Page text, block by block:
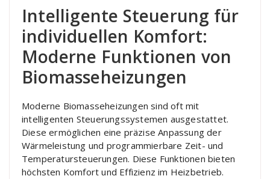
Intelligente Steuerung für
individuellen Komfort:
Moderne Funktionen von
Biomasseheizungen
Moderne Biomasseheizungen sind oft mit
intelligenten Steuerungssystemen ausgestattet.
Diese ermöglichen eine präzise Anpassung der
Wärmeleistung und programmierbare Zeit- und
Temperatursteuerungen. Diese Funktionen bieten
höchsten Komfort und Effizienz im Heizbetrieb.